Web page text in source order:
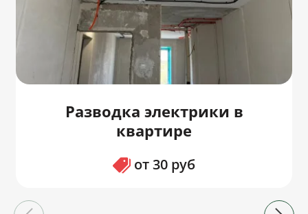
Разводка электрики в
квартире
от 30 руб